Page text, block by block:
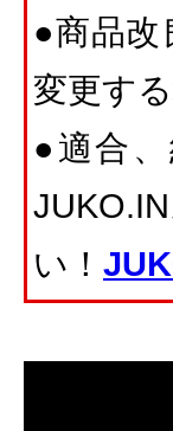
●商品改
変更す
●適合
い！